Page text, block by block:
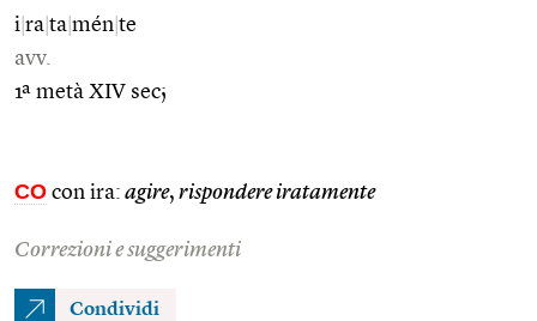
i ra ta mén te
avv.
1ª metà XIV sec;
CO con ira: agire, rispondere iratamente
Correzioni e suggerimenti
Condividi